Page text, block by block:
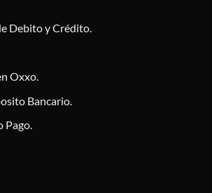
Debito y Crédito.
Oxxo.
Bancario.
Pago.